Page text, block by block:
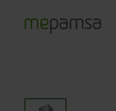
Productos